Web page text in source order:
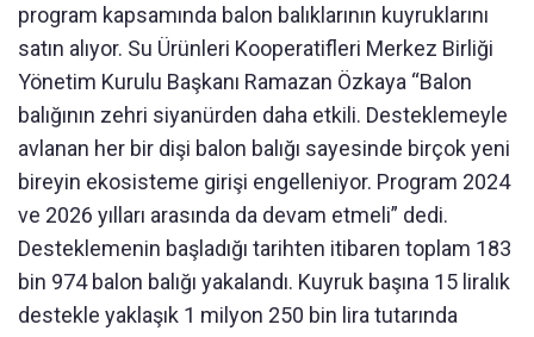
program kapsamında balon balıklarının kuyruklarını
satın alıyor. Su Ürünleri Kooperatifleri Merkez Birliği
Yönetim Kurulu Başkanı Ramazan Özkaya “Balon
balığının zehri siyanürden daha etkili. Desteklemeyle
avlanan her bir dişi balon balığı sayesinde birçok yeni
bireyin ekosisteme girişi engelleniyor. Program 2024
ve 2026 yılları arasında da devam etmeli” dedi.
Desteklemenin başladığı tarihten itibaren toplam 183
bin 974 balon balığı yakalandı. Kuyruk başına 15 liralık
destekle yaklaşık 1 milyon 250 bin lira tutarında